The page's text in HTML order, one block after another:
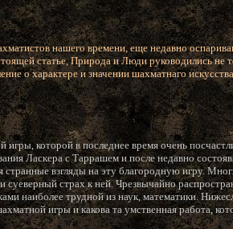
нашего времени, еще недавно
статье, Природа и Люди руководились не
о характере и значении шахматнаго
которой в последнее время очень
Ласкера с Таррашем и после недавно
взгляды на эту благородную игру.
суеверный страх к ней. Чрезвычайно
наиболее трудной из наук, математики.
игры и какова та умственная работа,